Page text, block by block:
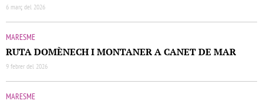
6 març del 2026
MARESME
RUTA DOMÈNECH I MONTANER A CANET DE MAR
9 febrer del 2026
MARESME